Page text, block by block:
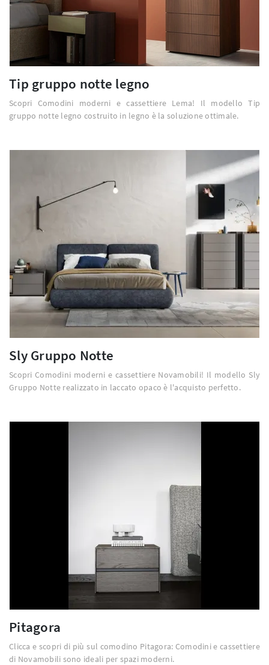
Tip gruppo notte legno
Scopri Comodini moderni e cassettiere Lema! Il modello Tip
gruppo notte legno costruito in legno è la soluzione ottimale.
Sly Gruppo Notte
Scopri Comodini moderni e cassettiere Novamobili! Il modello Sly
Gruppo Notte realizzato in laccato opaco è l'acquisto perfetto.
Pitagora
Clicca e scopri di più sul comodino Pitagora: Comodini e cassettiere
di Novamobili sono ideali per spazi moderni.